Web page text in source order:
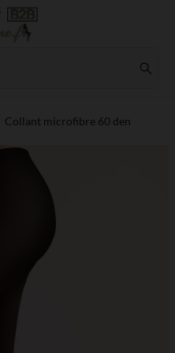
Collant microfibre 60 den